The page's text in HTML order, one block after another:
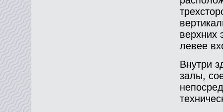
верхних
левее
Внутри
залы,